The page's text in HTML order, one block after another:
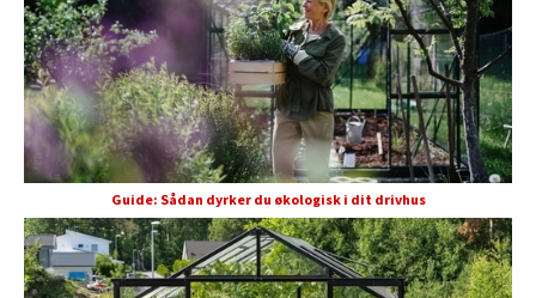
Guide: Sådan dyrker du økologisk i dit drivhus